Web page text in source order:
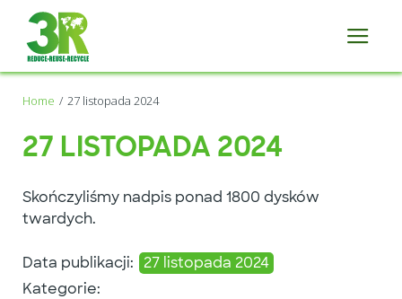
Home 27 listopada 2024
27 LISTOPADA 2024
Skończyliśmy nadpis ponad 1800 dysków
twardych.
Data publikacji:
27 listopada 2024
Kategorie: